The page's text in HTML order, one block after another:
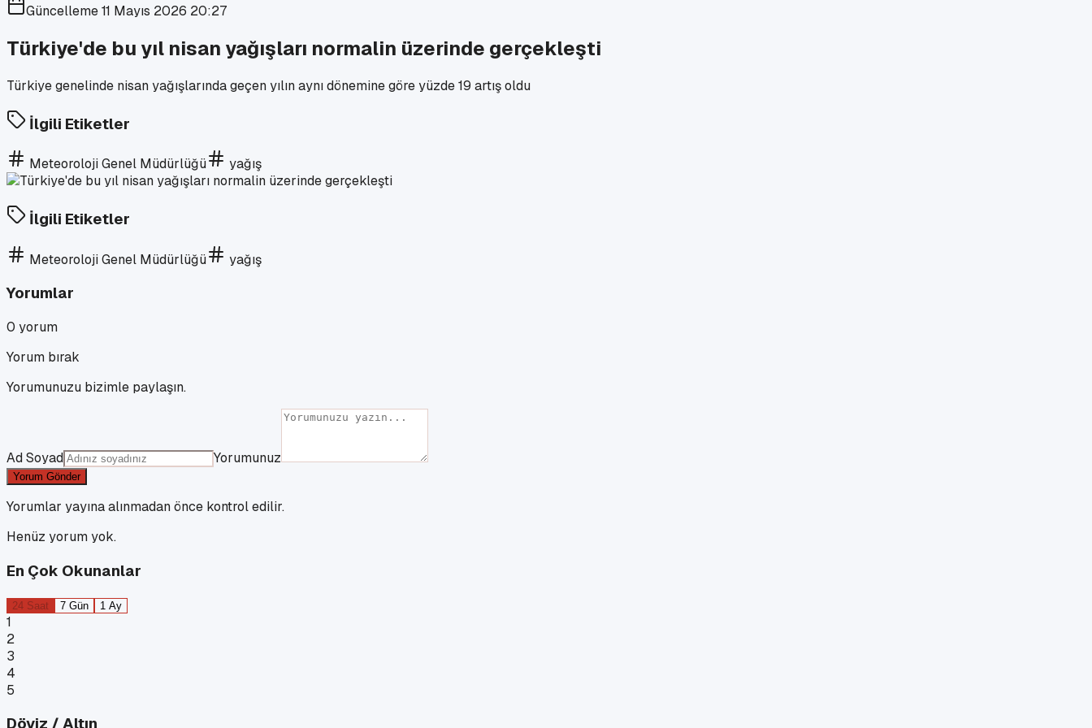
Güncelleme11 Mayıs 2026 20:27
Türkiye'de bu yıl nisan yağışları normalin üzerinde gerçekleşti
Türkiye genelinde nisan yağışlarında geçen yılın aynı dönemine göre yüzde 19 artış oldu
İlgili Etiketler
Meteoroloji Genel Müdürlüğü yağış
İlgili Etiketler
Meteoroloji Genel Müdürlüğü yağış
Yorumlar
0 yorum
Yorum bırak
Yorumunuzu bizimle paylaşın.
Ad Soyad Yorumunuz
Yorum Gönder
Yorumlar yayına alınmadan önce kontrol edilir.
Henüz yorum yok.
En Çok Okunanlar
24 Saat 7 Gün 1 Ay
1
2
3
4
5
Döviz / Altın